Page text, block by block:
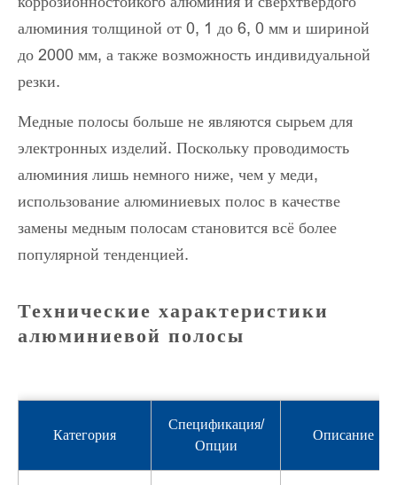
алюминия толщиной от 0, 1 до 6, 0 мм и шириной
до 2000 мм, а также возможность индивидуальной
резки.
Медные полосы больше не являются сырьем для
электронных изделий. Поскольку проводимость
алюминия лишь немного ниже, чем у меди,
использование алюминиевых полос в качестве
замены медным полосам становится всё более
популярной тенденцией.
Технические характеристики
алюминиевой полосы
Категория
Спецификация/
Опции
Описание